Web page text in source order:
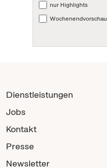
nur Highlights
Wochenendvorschau
Dienstleistungen
Jobs
Kontakt
Presse
Newsletter